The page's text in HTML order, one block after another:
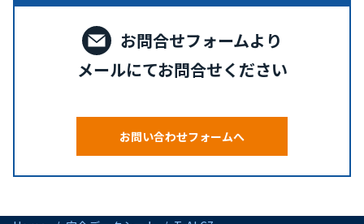
お問合せフォームより
メールにてお問合せください
お問い合わせフォームへ